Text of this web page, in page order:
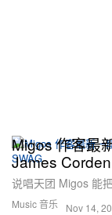
Music 音乐
Migos 作客最
James
说唱天团 Migos 能
Nov 14,